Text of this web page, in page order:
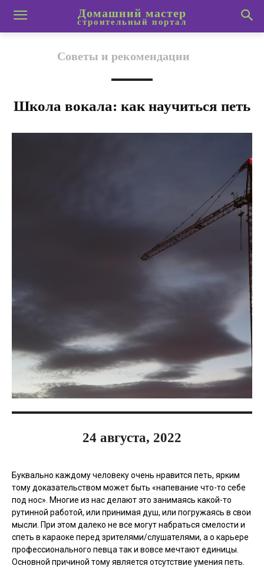
Домашний мастер
строительный портал
Советы и рекомендации
Школа вокала: как научиться петь
24 августа, 2022
Буквально каждому человеку очень нравится петь, ярким
тому доказательством может быть «напевание что-то себе
под нос». Многие из нас делают это занимаясь какой-то
рутинной работой, или принимая душ, или погружаясь в свои
мысли. При этом далеко не все могут набраться смелости и
спеть в караоке перед зрителями/слушателями, а о карьере
профессионального певца так и вовсе мечтают единицы.
Основной причиной тому является отсутствие умения петь.